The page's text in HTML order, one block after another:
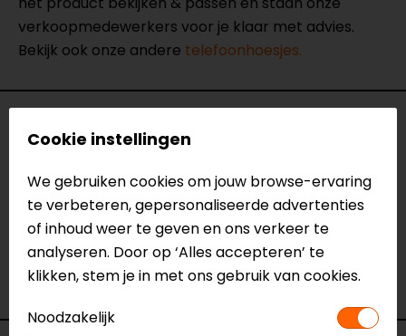
verkoopmedewerkers voor je klaar met advies.
Bekijk ook onze andere telefoonhoesjes.
Specificaties
Phone Case SPC+ S23
Model
Merk
SP Connect
Zwart
Telefoon model
Galaxy S23
Waterdicht
Cookie instellingen
We gebruiken cookies om jouw browse-ervaring
te verbeteren, gepersonaliseerde advertenties
of inhoud weer te geven en ons verkeer te
analyseren. Door op ‘Alles accepteren’ te
klikken, stem je in met ons gebruik van cookies.
Noodzakelijk